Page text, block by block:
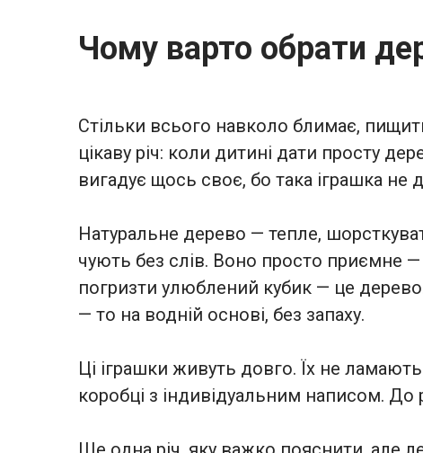
Чому варто обрати
Стільки всього навколо блимає,
цікаву річ: коли дитині дати просту
вигадує щось своє, бо така іграшка
Натуральне дерево — тепле,
чують без слів. Воно просто приємне
погризти улюблений кубик — це
— то на водній основі, без запаху.
Ці іграшки живуть довго. Їх не
коробці з індивідуальним написом.